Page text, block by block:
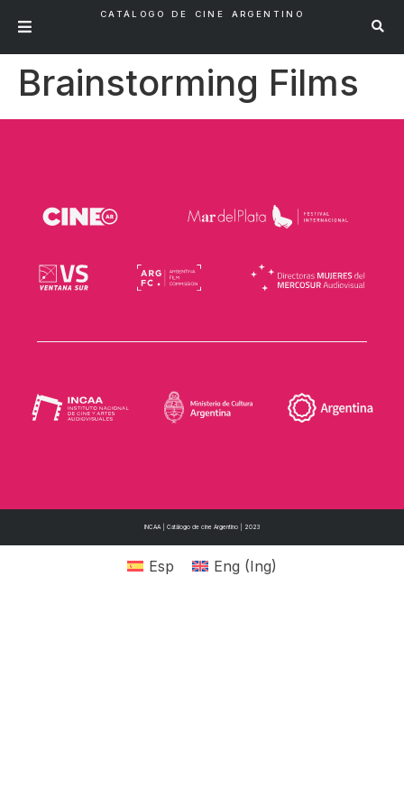
CATÁLOGO DE CINE ARGENTINO
Brainstorming Films
INCAA | Catálogo de cine Argentino | 2023
Esp Eng (Ing)